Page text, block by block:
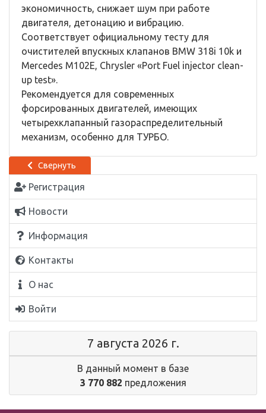
Свернуть
Регистрация
Новости
Информация
Контакты
О нас
Войти
7 августа 2026 г.
В данный момент в базе
3 770 882 предложения
экономичность, снижает шум при работе
двигателя, детонацию и вибрацию.
Соответствует официальному тесту для
очистителей впускных клапанов BMW 318i 10k и
Mercedes М102Е, Chrysler «Port Fuel injector clean-
up test».
Рекомендуется для современных
форсированных двигателей, имеющих
четырехклапанный газораспределительный
механизм, особенно для ТУРБО.